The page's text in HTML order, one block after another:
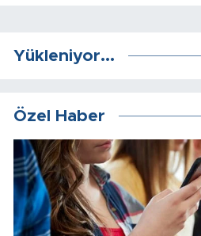
Yükleniyor...
Özel Haber